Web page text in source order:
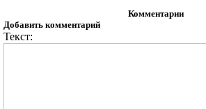
Комментарии
Добавить комментарий
Текст: